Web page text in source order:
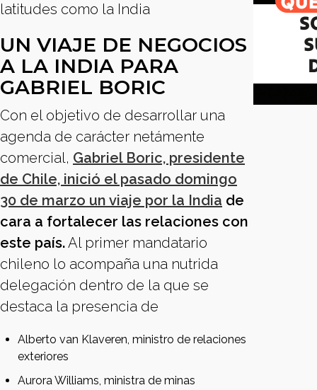
latitudes como la India
UN VIAJE DE NEGOCIOS
A LA INDIA PARA
GABRIEL BORIC
Con el objetivo de desarrollar una
agenda de carácter netámente
comercial, Gabriel Boric, presidente
de Chile, inició el pasado domingo
30 de marzo un viaje por la India de
cara a fortalecer las relaciones con
este país.Al primer mandatario
chileno lo acompaña una nutrida
delegación dentro de la que se
destaca la presencia de
Alberto van Klaveren, ministro de relaciones
exteriores
Aurora Williams, ministra de minas